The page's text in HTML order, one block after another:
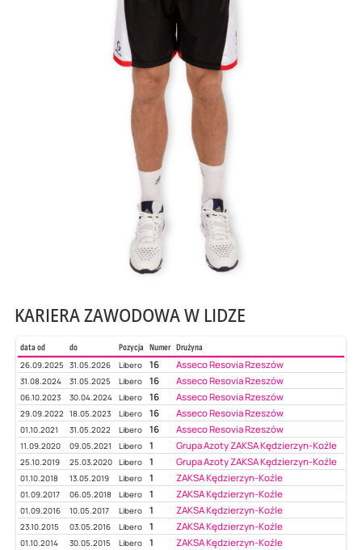
KARIERA ZAWODOWA W LIDZE
data od do Pozycja Numer Drużyna
26.09.2025
31.05.2026 Libero 16 Asseco Resovia Rzeszów
31.08.2024 31.05.2025 Libero 16 Asseco Resovia Rzeszów
06.10.2023 30.04.2024 Libero 16 Asseco Resovia Rzeszów
29.09.2022 18.05.2023 Libero 16 Asseco Resovia Rzeszów
01.10.2021 31.05.2022 Libero 16 Asseco Resovia Rzeszów
11.09.2020 09.05.2021 Libero 1 Grupa Azoty ZAKSA Kędzierzyn-Koźle
25.10.2019 25.03.2020 Libero 1 Grupa Azoty ZAKSA Kędzierzyn-Koźle
01.10.2018 13.05.2019 Libero 1 ZAKSA Kędzierzyn-Koźle
01.09.2017 06.05.2018 Libero 1 ZAKSA Kędzierzyn-Koźle
01.09.2016 10.05.2017 Libero 1 ZAKSA Kędzierzyn-Koźle
23.10.2015 03.05.2016 Libero 1 ZAKSA Kędzierzyn-Koźle
01.10.2014 30.05.2015 Libero 1 ZAKSA Kędzierzyn-Koźle